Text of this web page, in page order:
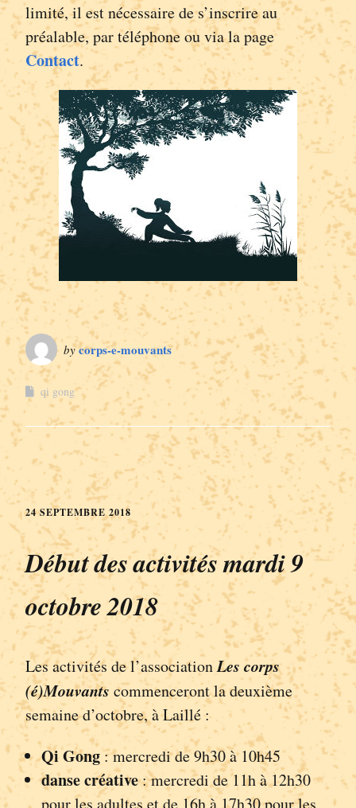
limité, il est nécessaire de s’inscrire au
préalable, par téléphone ou via la page
Contact.
bycorps-e-mouvants
qi gong
24 SEPTEMBRE 2018
Début des activités mardi 9
octobre 2018
Les activités de l’associationLes corps
(é)Mouvants commenceront la deuxième
semaine d’octobre, à Laillé :
Qi Gong: mercredi de 9h30 à 10h45
danse créative: mercredi de 11h à 12h30
pour les adultes et de 16h à 17h30 pour les